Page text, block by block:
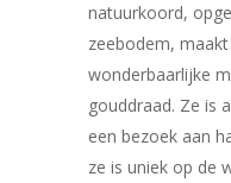
natuurkoord,
zeebodem,
wonderbaarlijke
gouddraad. Ze is
een bezoek aan
ze is uniek op de